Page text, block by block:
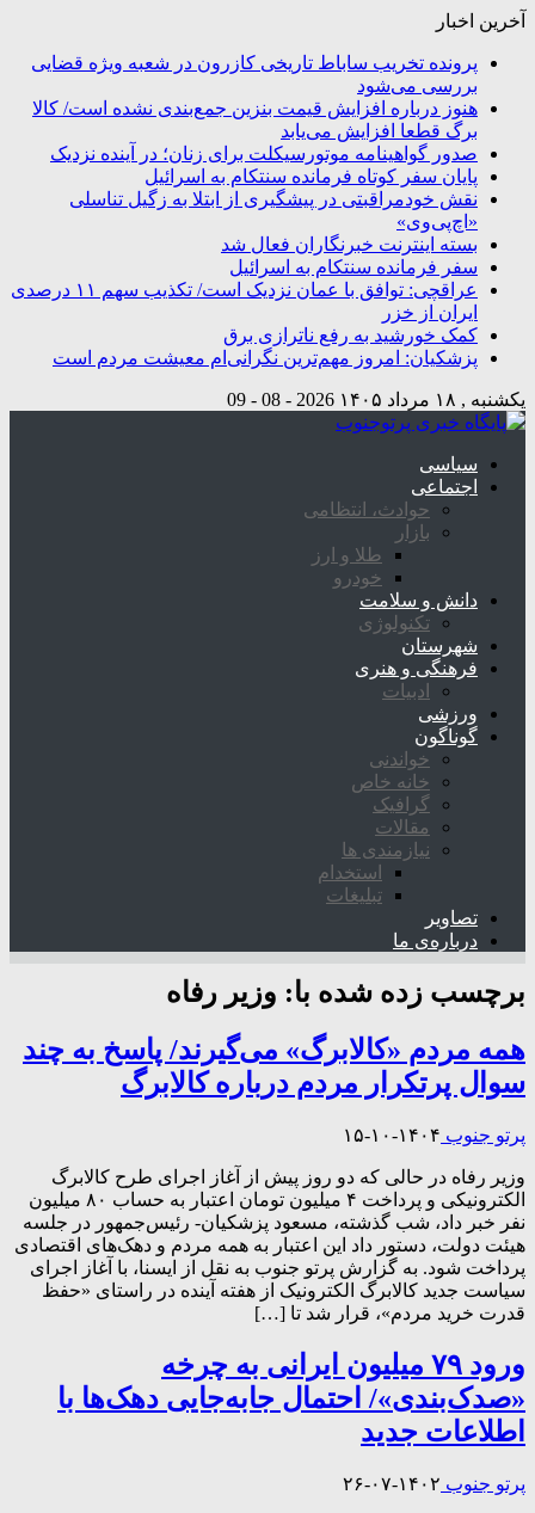
آخرین اخبار
پرونده تخریب ساباط تاریخی کازرون در شعبه ویژه قضایی
بررسی می‌شود
هنوز درباره افزایش قیمت بنزین جمع‌بندی نشده است/ کالا
برگ قطعا افزایش می‌یابد
صدور گواهینامه موتورسیکلت برای زنان؛ در آینده نزدیک
پایان سفر کوتاه فرمانده سنتکام به اسرائیل
نقش خودمراقبتی در پیشگیری از ابتلا به زگیل تناسلی
«اچ‌پی‌وی»
بسته اینترنت خبرنگاران فعال شد
سفر فرمانده سنتکام به اسرائیل
عراقچی: توافق با عمان نزدیک است/ تکذیب سهم ۱۱ درصدی
ایران از خزر
کمک خورشید به رفع ناترازی برق
پزشکیان: امروز مهم‌ترین نگرانی‌ام معیشت مردم است
یکشنبه , ۱۸ مرداد ۱۴۰۵ 2026 - 08 - 09
سیاسی
اجتماعی
حوادث، انتظامی
بازار
طلا و ارز
خودرو
دانش و سلامت
تکنولوژی
شهرستان
فرهنگی و هنری
ادبیات
ورزشی
گوناگون
خواندنی
خانه خاص
گرافیک
مقالات
نیازمندی ها
استخدام
تبلیغات
تصاویر
درباره‌ی ما
برچسب زده شده با: وزیر رفاه
همه مردم «کالابرگ» می‌گیرند/ پاسخ به چند
سوال پرتکرار مردم درباره کالابرگ
پرتو جنوب ۱۴۰۴-۱۰-۱۵
وزیر رفاه در حالی که دو روز پیش از آغاز اجرای طرح کالابرگ
الکترونیکی و پرداخت ۴ میلیون تومان اعتبار به حساب ۸۰ میلیون
نفر خبر داد، شب گذشته، مسعود پزشکیان- رئیس‌جمهور در جلسه
هیئت دولت، دستور داد این اعتبار به همه مردم و دهک‌های اقتصادی
پرداخت شود. به گزارش پرتو جنوب به نقل از ایسنا،‌ با آغاز اجرای
سیاست جدید کالابرگ الکترونیک از هفته آینده در راستای «حفظ
قدرت خرید مردم»، قرار شد تا […]
ورود ۷۹ میلیون ایرانی به چرخه
«صدک‌بندی»/ احتمال جابه‌جایی دهک‌ها با
اطلاعات جدید
پرتو جنوب ۱۴۰۲-۰۷-۲۶